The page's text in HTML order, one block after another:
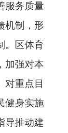
务质量
机制，形
。区体育
加强对本
对重点目
健身实施
导推动建